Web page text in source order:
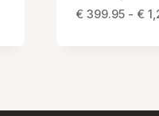
€ 399.95 - €